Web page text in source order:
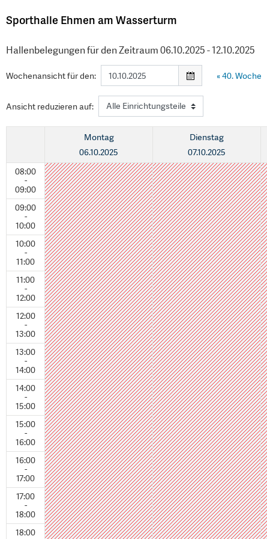
Sporthalle Ehmen am Wasserturm
Hallenbelegungen für den Zeitraum 06.10.2025 - 12.10.2025
Wochenansicht für den: «40. Woche
Ansicht reduzieren auf:
08:00
-
09:00
09:00
-
10:00
10:00
-
11:00
11:00
-
12:00
12:00
-
13:00
13:00
-
14:00
14:00
-
15:00
15:00
-
16:00
16:00
-
17:00
17:00
-
18:00
18:00
Montag
06.10.2025
Dienstag
07.10.2025